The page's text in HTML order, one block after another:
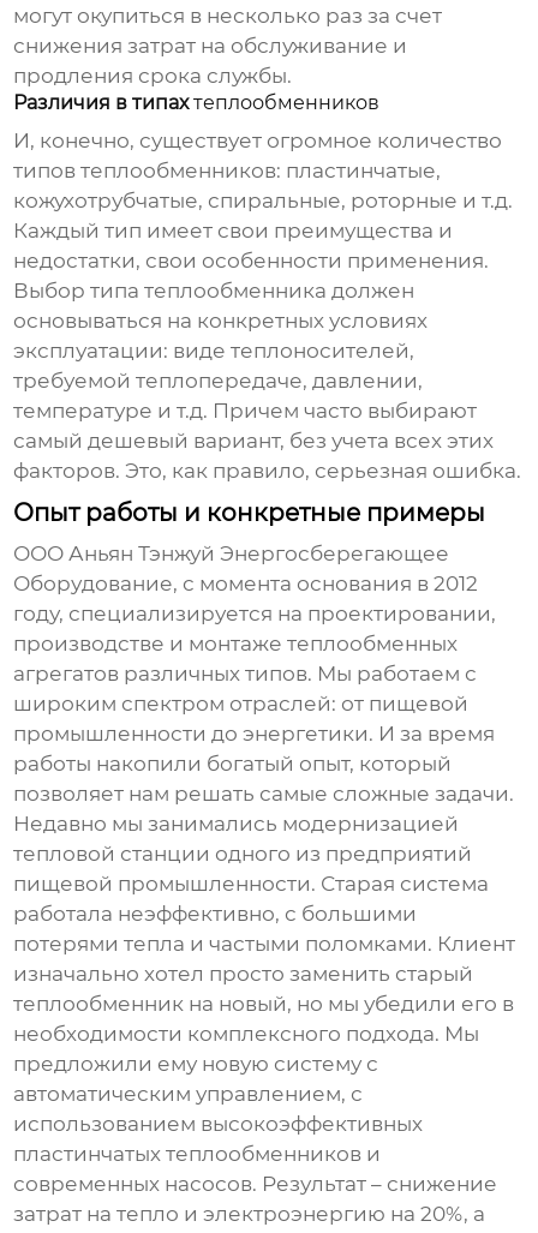
могут окупиться в несколько раз за счет
снижения затрат на обслуживание и
продления срока службы.
Различия в типахтеплообменников
И, конечно, существует огромное количество
типовтеплообменников: пластинчатые,
кожухотрубчатые, спиральные, роторные и т.д.
Каждый тип имеет свои преимущества и
недостатки, свои особенности применения.
Выбор типатеплообменника должен
основываться на конкретных условиях
эксплуатации: виде теплоносителей,
требуемой теплопередаче, давлении,
температуре и т.д. Причем часто выбирают
самый дешевый вариант, без учета всех этих
факторов. Это, как правило, серьезная ошибка.
Опыт работы и конкретные примеры
ООО Аньян Тэнжуй Энергосберегающее
Оборудование, с момента основания в 2012
году, специализируется на проектировании,
производстве и монтажетеплообменных
агрегатов различных типов. Мы работаем с
широким спектром отраслей: от пищевой
промышленности до энергетики. И за время
работы накопили богатый опыт, который
позволяет нам решать самые сложные задачи.
Недавно мы занимались модернизацией
тепловой станции одного из предприятий
пищевой промышленности. Старая система
работала неэффективно, с большими
потерями тепла и частыми поломками. Клиент
изначально хотел просто заменить старый
теплообменник на новый, но мы убедили его в
необходимости комплексного подхода. Мы
предложили ему новую систему с
автоматическим управлением, с
использованием высокоэффективных
пластинчатыхтеплообменников и
современных насосов. Результат – снижение
затрат на тепло и электроэнергию на 20%, а